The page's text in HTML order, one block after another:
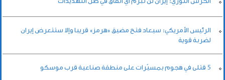
الرئيس الأمريكي: سيعاد فتح مضيق «هرمز» قريبا وإلا ستتعرض إيران
لضربة قوية
5 قتلى في هجوم بمسيّرات على منطقة صناعية قرب موسكو